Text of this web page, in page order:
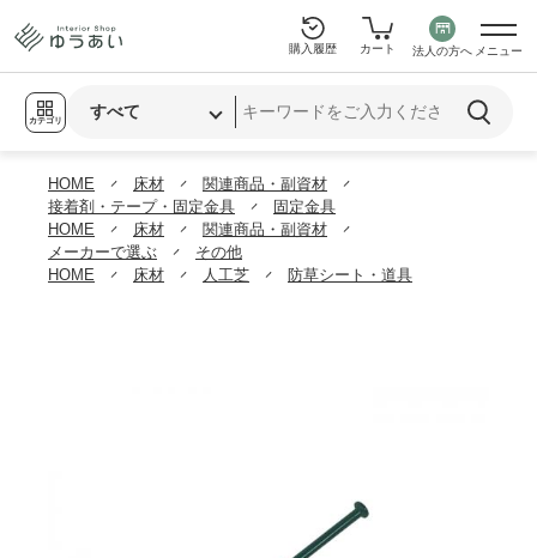
カテゴリ
購入履歴 カート 法人の方へ メニュー
HOME 床材
関連商品・副資材
接着剤・テープ・固定金具
固定金具
HOME
床材
関連商品・副資材
メーカーで選ぶ
その他
HOME
床材 人工芝 防草シート・道具